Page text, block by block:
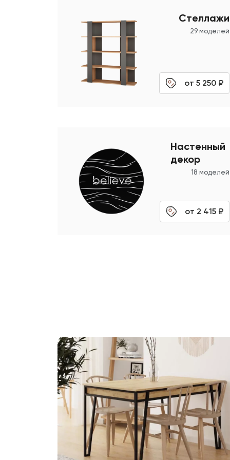
Красивые
Ассортимент
Приставные
Стеллажи
29 моделей
от 5 250 ₽
Настенный
декор
18 моделей
от 2 415 ₽